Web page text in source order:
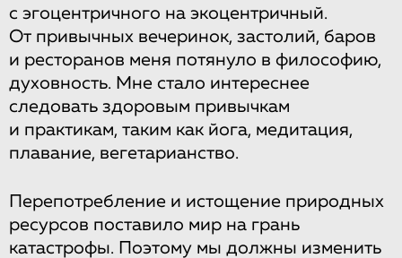
с эгоцентричного на экоцентричный.
От привычных вечеринок, застолий, баров
и ресторанов меня потянуло в философию,
духовность. Мне стало интереснее
следовать здоровым привычкам
и практикам, таким как йога, медитация,
плавание, вегетарианство.
Перепотребление и истощение природных
ресурсов поставило мир на грань
катастрофы. Поэтому мы должны изменить